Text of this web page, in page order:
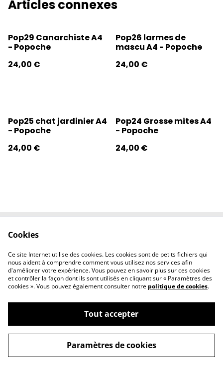
Articles connexes
Pop29 Canarchiste A4
- Popoche
24,00 €
Pop26 larmes de
mascu A4 - Popoche
24,00 €
Pop25 chat jardinier A4
- Popoche
24,00 €
Pop24 Grosse mites A4
- Popoche
24,00 €
Contactez-nous
Politique de
confidentialité
Politique de
cookies
©2026l'éclipse
powered by
Cookies
Ce site Internet utilise des cookies. Les cookies sont de petits fichiers qui
nous aident à comprendre comment vous utilisez nos services afin
d'améliorer votre expérience. Vous pouvez en savoir plus sur ces cookies
et contrôler la façon dont ils sont utilisés en cliquant sur « Paramètres des
cookies ». Vous pouvez également consulter notre politique de cookies.
Tout accepter
Paramètres de cookies